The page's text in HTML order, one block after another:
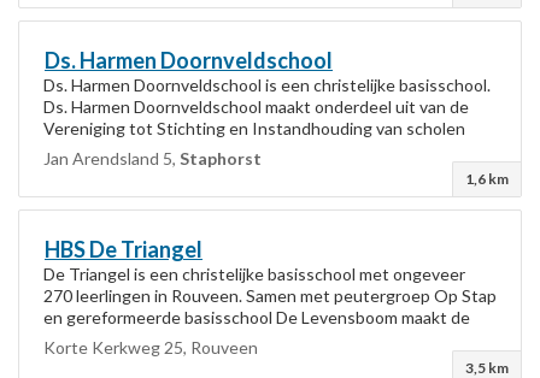
Ds. Harmen Doornveldschool
Ds. Harmen Doornveldschool is een christelijke basisschool.
Ds. Harmen Doornveldschool maakt onderdeel uit van de
Vereniging tot Stichting en Instandhouding van scholen
met de Bijbel teStaphorst . Het...
Jan Arendsland 5, Staphorst
1,6 km
HBS De Triangel
De Triangel is een christelijke basisschool met ongeveer
270 leerlingen in Rouveen. Samen met peutergroep Op Stap
en gereformeerde basisschool De Levensboom maakt de
Triangel gebruik van de MCR. Op...
Korte Kerkweg 25, Rouveen
3,5 km